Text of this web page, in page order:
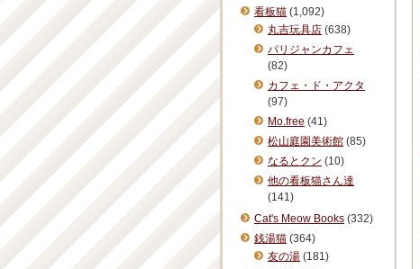
看板猫 (1,092)
丸吉玩具店 (638)
パリジャンカフェ
(82)
カフェ・ド・アクタ
(97)
Mo.free (41)
松山庭園美術館 (85)
なるとクン (10)
他の看板猫さん達
(141)
Cat's Meow Books (332)
銭湯猫 (364)
友の湯 (181)